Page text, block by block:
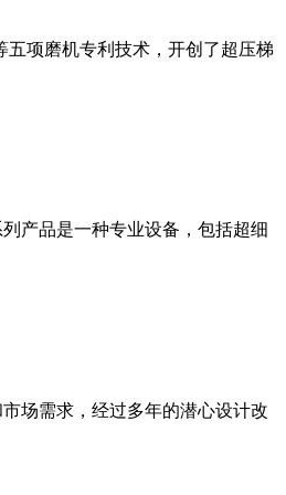
项磨机专利技术，开创了超压梯
产品是一种专业设备，包括超细
场需求，经过多年的潜心设计改